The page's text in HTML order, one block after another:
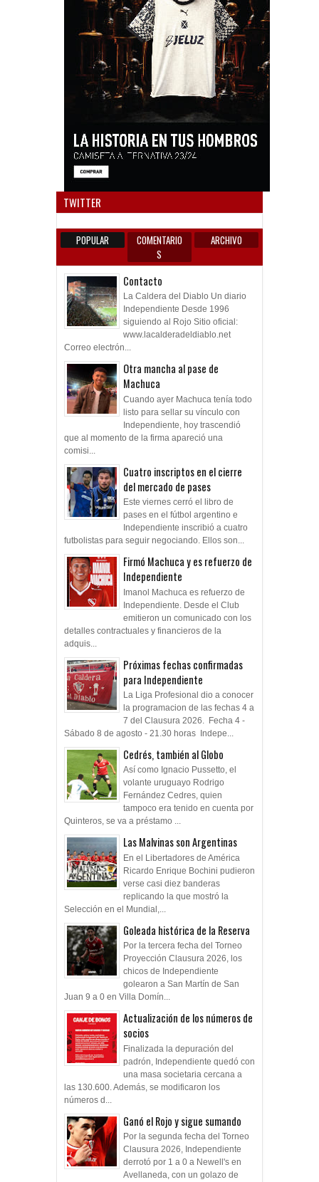
TWITTER
POPULAR
COMENTARIO
S
ARCHIVO
Contacto
La Caldera del Diablo Un diario
Independiente Desde 1996
siguiendo al Rojo Sitio oficial:
www.lacalderadeldiablo.net
Correo electrón...
Otra mancha al pase de
Machuca
Cuando ayer Machuca tenía todo
listo para sellar su vínculo con
Independiente, hoy trascendió
que al momento de la firma apareció una
comisi...
Cuatro inscriptos en el cierre
del mercado de pases
Este viernes cerró el libro de
pases en el fútbol argentino e
Independiente inscribió a cuatro
futbolistas para seguir negociando. Ellos son...
Firmó Machuca y es refuerzo de
Independiente
Imanol Machuca es refuerzo de
Independiente. Desde el Club
emitieron un comunicado con los
detalles contractuales y financieros de la
adquis...
Próximas fechas confirmadas
para Independiente
La Liga Profesional dio a conocer
la programacion de las fechas 4 a
7 del Clausura 2026. Fecha 4 -
Sábado 8 de agosto - 21.30 horas Indepe...
Cedrés, también al Globo
Así como Ignacio Pussetto, el
volante uruguayo Rodrigo
Fernández Cedres, quien
tampoco era tenido en cuenta por
Quinteros, se va a préstamo ...
Las Malvinas son Argentinas
En el Libertadores de América
Ricardo Enrique Bochini pudieron
verse casi diez banderas
replicando la que mostró la
Selección en el Mundial,...
Goleada histórica de la Reserva
Por la tercera fecha del Torneo
Proyección Clausura 2026, los
chicos de Independiente
golearon a San Martín de San
Juan 9 a 0 en Villa Domín...
Actualización de los números de
socios
Finalizada la depuración del
padrón, Independiente quedó con
una masa societaria cercana a
las 130.600. Además, se modificaron los
números d...
Ganó el Rojo y sigue sumando
Por la segunda fecha del Torneo
Clausura 2026, Independiente
derrotó por 1 a 0 a Newell's en
Avellaneda, con un golazo de